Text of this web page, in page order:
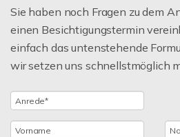
Sie haben noch Fragen zu dem
einen Besichtigungstermin
einfach das untenstehende
wir setzen uns schnellstmöglich